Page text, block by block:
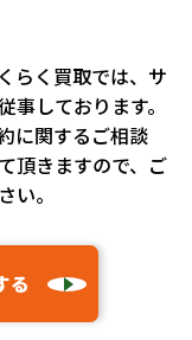
らく買取では、サ
しております。
に関するご相談
頂きますので、ご
い。
る